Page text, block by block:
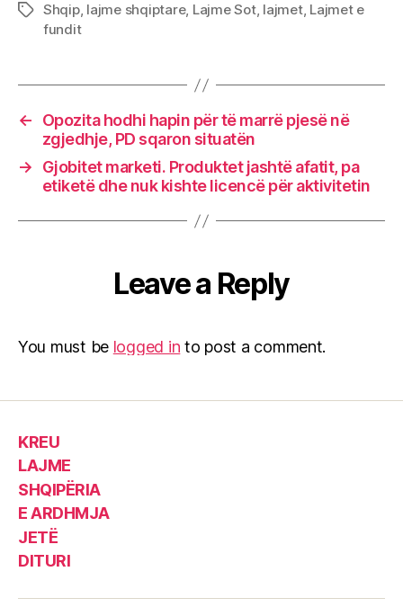
TagsShqip, lajme shqiptare, Lajme Sot, lajmet, Lajmet e
fundit
←
Opozita hodhi hapin për të marrë pjesë në
zgjedhje, PD sqaron situatën
→
Gjobitet marketi. Produktet jashtë afatit, pa
etiketë dhe nuk kishte licencë për aktivitetin
Leave a Reply
You must be logged in to post a comment.
KREU
LAJME
SHQIPËRIA
E ARDHMJA
JETË
DITURI